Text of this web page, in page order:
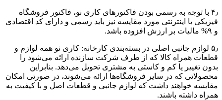
۴٫ با توجه به رسمی بودن فاکتورهای کاری نو، فاکتور فروشگاه
فیزیکی یا اینترنتی مورد مقایسه نیز باید رسمی و دارای کد اقتصادی
و ۹% مالیات بر ارزش افزوده باشد.
۵٫ لوازم جانبی اصلی در بسته‌بندی کارخانه: کاری نو همه لوازم و
قطعات همراه کالا که از طرف شرکت سازنده ارائه می‌شود را
بدون تغییر یا کم و کاستی به مشتری تحویل می‌دهد. بنابراین
محصولاتی که در سایر فروشگاه‌ها ارائه می‌شوند، در صورتی امکان
مقایسه خواهند داشت که لوازم جانبی و قطعات اصل و با کیفیت به
همراه داشته باشند.